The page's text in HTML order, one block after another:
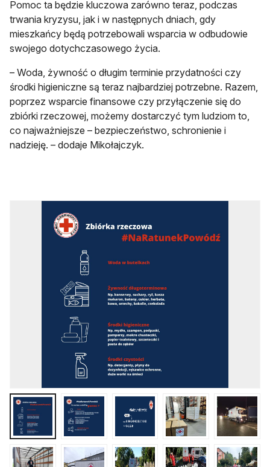
Pomoc ta będzie kluczowa zarówno teraz, podczas
trwania kryzysu, jak i w następnych dniach, gdy
mieszkańcy będą potrzebowali wsparcia w odbudowie
swojego dotychczasowego życia​.
– Woda, żywność o długim terminie przydatności czy
środki higieniczne są teraz najbardziej potrzebne. Razem,
poprzez wsparcie finansowe czy przyłączenie się do
zbiórki rzeczowej, możemy dostarczyć tym ludziom to,
co najważniejsze – bezpieczeństwo, schronienie i
nadzieję. – dodaje Mikołajczyk.